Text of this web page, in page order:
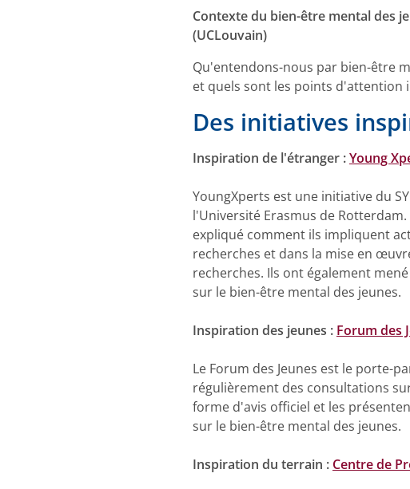
Contexte du bien-être mental des
(UCLouvain)
Qu'entendons-nous par bien-être
et quels sont les points
Des initiatives
Inspiration de l'étranger :Young
YoungXperts est une initiative du
l'Université Erasmus de
expliqué comment ils impliquent
recherches et dans la mise en
recherches. Ils ont également
sur le bien-être mental des jeunes.
Inspiration des jeunes : Forum des
Le Forum des Jeunes est le porte-
régulièrement des consultations
forme d'avis officiel et les
sur le bien-être mental des jeunes.
Inspiration du terrain : Centre de